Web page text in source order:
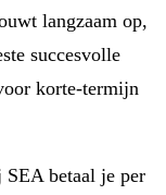
langzaam op,
succesvolle
korte-termijn
betaal je per